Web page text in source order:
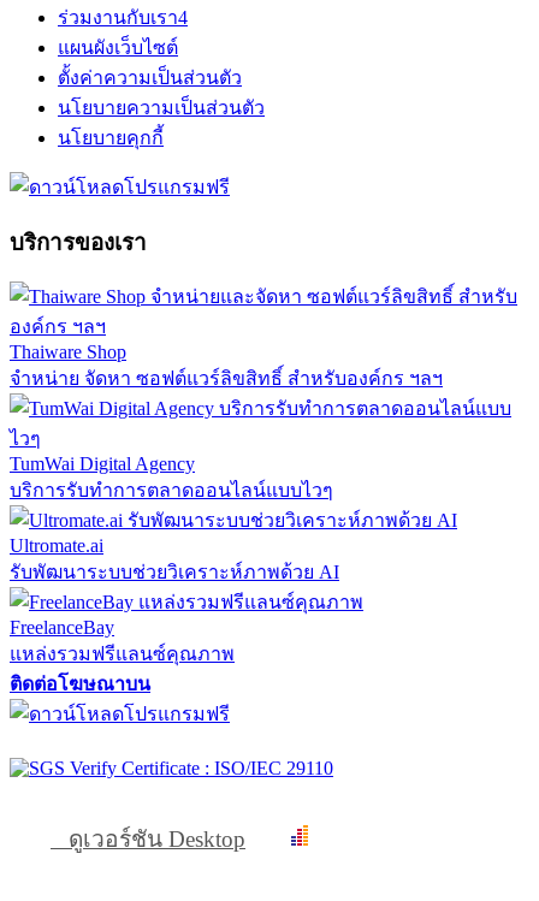
ร่วมงานกับเรา4
แผนผังเว็บไซต์
ตั้งค่าความเป็นส่วนตัว
นโยบายความเป็นส่วนตัว
นโยบายคุกกี้
บริการของเรา
Thaiware Shop
จำหน่าย จัดหา ซอฟต์แวร์ลิขสิทธิ์ สำหรับองค์กร ฯลฯ
TumWai Digital Agency
บริการรับทำการตลาดออนไลน์แบบไวๆ
Ultromate.ai
รับพัฒนาระบบช่วยวิเคราะห์ภาพด้วย AI
FreelanceBay
แหล่งรวมฟรีแลนซ์คุณภาพ
ติดต่อโฆษณาบน
ดูเวอร์ชัน Desktop